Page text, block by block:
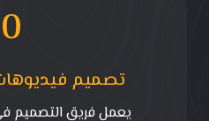
0
تصميم
يعمل فريق التصميم